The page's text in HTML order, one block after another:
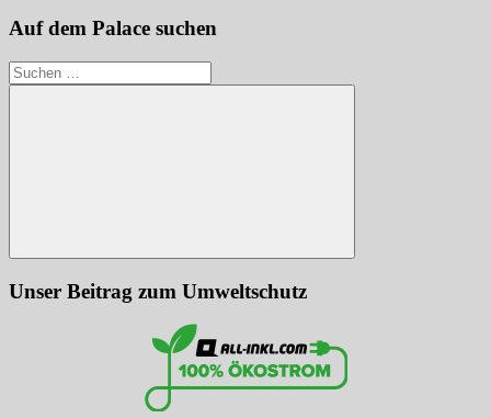
Auf dem Palace suchen
Suchen
nach:
Suchen
Unser Beitrag zum Umweltschutz